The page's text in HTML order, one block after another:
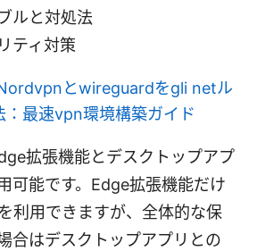
ルと対処法
ティ対策
とwireguardをgli netル
：最速vpn環境構築ガイド
拡張機能とデスクトップアプ
可能です。Edge拡張機能だけ
利用できますが、全体的な保
合はデスクトップアプリとの